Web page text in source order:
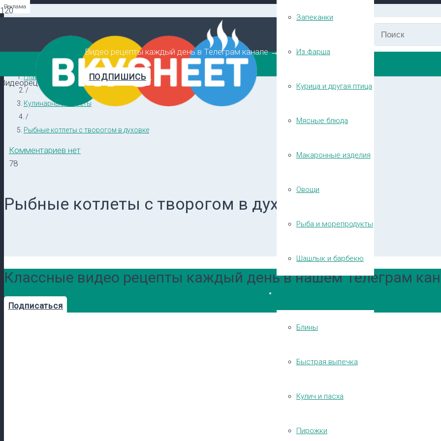
Запеканки
Из фарша
Курица и другая птица
Мясные блюда
Макаронные изделия
Овощи
Рыба и морепродукты
Шашлык и барбекю
Блины
Быстрая выпечка
Кулич и пасха
Пирожки
Видео рецепты каждый день в Телеграм канале →
ПОДПИШИСЬ
Видеорецепты в ТГ →
Главная
/
Кулинарные секреты
/
Рыбные котлеты с творогом в духовке
Комментариев нет
78
Рыбные котлеты с творогом в духовке
Классные видео рецепты каждый день в нашем Телеграм
Подписаться
Реклама
Реклама
Реклама